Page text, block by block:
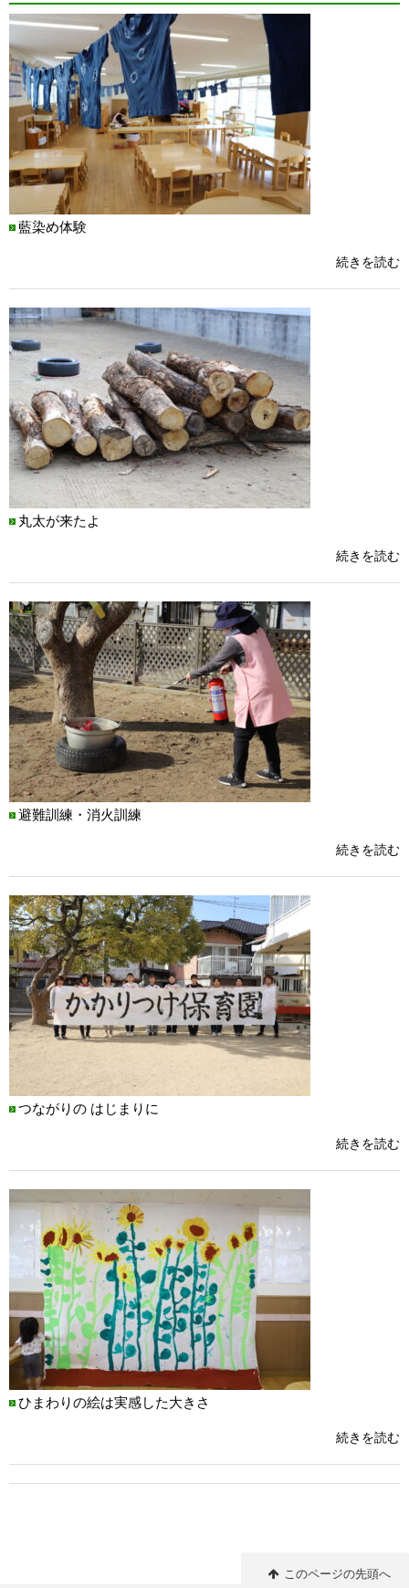
藍染め体験
続きを読む
丸太が来たよ
続きを読む
避難訓練・消火訓練
続きを読む
つながりの はじまりに
続きを読む
ひまわりの絵は実感した大きさ
続きを読む
このページの先頭へ